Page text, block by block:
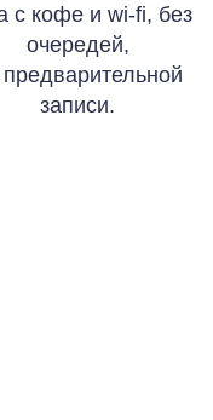
с кофе и wi-fi, без
очередей,
записи.